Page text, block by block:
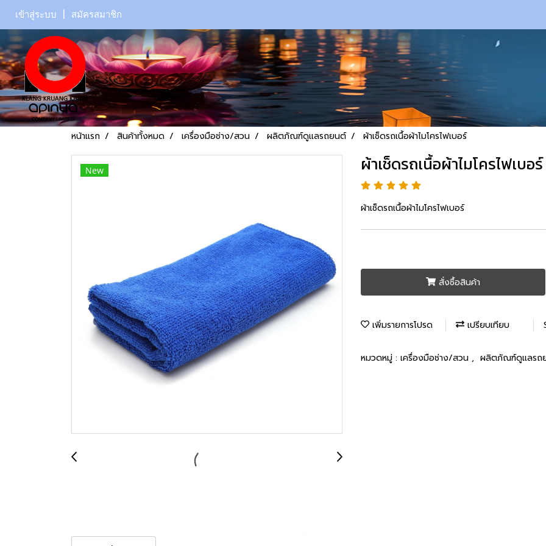
เข้าสู่ระบบ สมัครสมาชิก
หน้าแรก สินค้าทั้งหมด เครื่องมือช่าง/สวน ผลิตภัณฑ์ดูแลรถยนต์ ผ้าเช็ดรถเนื้อผ้าไมโครไฟเบอร์
New ผ้าเช็ดรถเนื้อผ้าไมโครไฟเบอร์
ผ้าเช็ดรถเนื้อผ้าไมโครไฟเบอร์
สั่งซื้อสินค้า
เพิ่มรายการโปรด เปรียบเทียบ
หมวดหมู่ : เครื่องมือช่าง/สวน , ผลิตภัณฑ์ดูแลรถ